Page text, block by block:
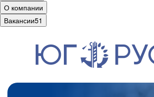
О компании
Вакансии51